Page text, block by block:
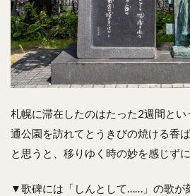
札幌に滞在したのはたった2週間と
通公園を訪れてとうきびの焼ける香
と思うと、移りゆく時の妙を感じず
▼歌碑には「しんとして……」の歌が